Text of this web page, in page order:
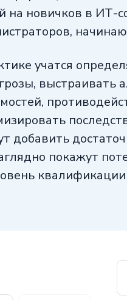
на новичков в ИТ-
учатся
выстраивать
добавить
покажут